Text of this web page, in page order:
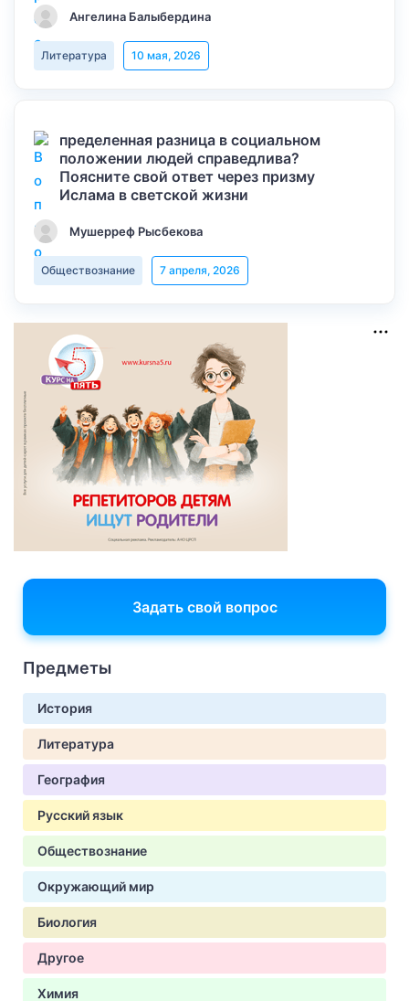
Ангелина Балыбердина
Литература 10 мая, 2026
пределенная разница в социальном
положении людей справедлива?
Поясните свой ответ через призму
Ислама в светской жизни
Мушерреф Рысбекова
Обществознание 7 апреля, 2026
Задать свой вопрос
Предметы
История
Литература
География
Русский язык
Обществознание
Окружающий мир
Биология
Другое
Химия